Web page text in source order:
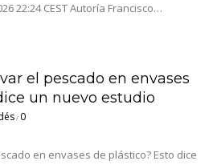
22:24 CEST Autoría Francisco…
el pescado en envases
un nuevo estudio
/ 0
en envases de plástico? Esto dice